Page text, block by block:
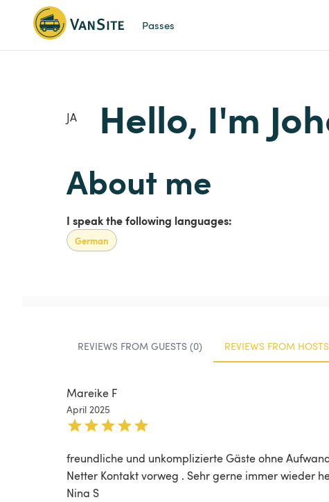
Passes
JA Hello, I'm
About me
I speak the following languages:
German
REVIEWS FROM GUESTS (0) REVIEWS FROM
Mareike F
April 2025
freundliche und unkomplizierte Gäste ohne
Netter Kontakt vorweg . Sehr gerne immer wieder
Nina S